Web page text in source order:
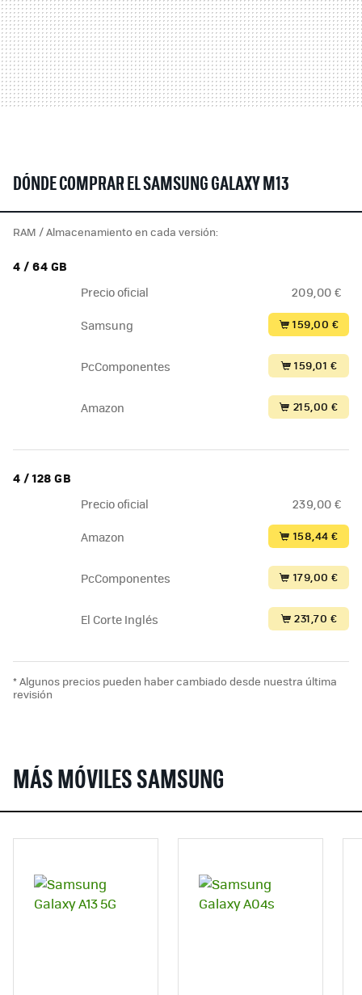
DÓNDE COMPRAR EL SAMSUNG GALAXY M13
RAM / Almacenamiento en cada versión:
4 / 64 GB
Precio oficial 209,00 €
Samsung 159,00 €
PcComponentes 159,01 €
Amazon 215,00 €
4 / 128 GB
Precio oficial 239,00 €
Amazon 158,44 €
PcComponentes 179,00 €
El Corte Inglés 231,70 €
* Algunos precios pueden haber cambiado desde nuestra última
revisión
MÁS MÓVILES SAMSUNG